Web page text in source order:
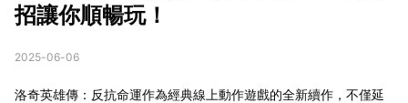
招讓你順暢玩！
2025-06-06
洛奇英雄傳：反抗命運作為經典線上動作遊戲的全新續作，不僅延